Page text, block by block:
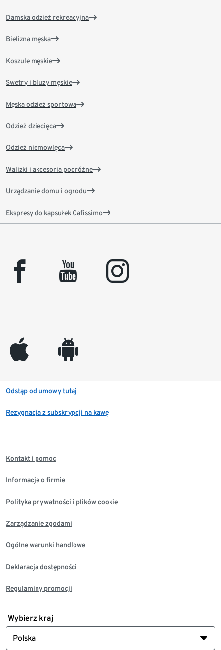
Damska odzież rekreacyjna
Bielizna męska
Koszule męskie
Swetry i bluzy męskie
Męska odzież sportowa
Odzież dziecięca
Odzież niemowlęca
Walizki i akcesoria podróżne
Urządzanie domu i ogrodu
Ekspresy do kapsułek Cafissimo
facebook youtube instagram
appleinc android
Odstąp od umowy tutaj
Rezygnacja z subskrypcji na kawę
Kontakt i pomoc
Informacje o firmie
Polityka prywatności i plików cookie
Zarządzanie zgodami
Ogólne warunki handlowe
Deklaracja dostępności
Regulaminy promocji
Wybierz kraj
Polska